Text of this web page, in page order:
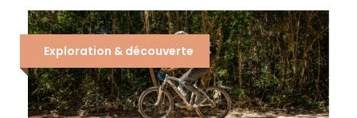
Exploration & découverte